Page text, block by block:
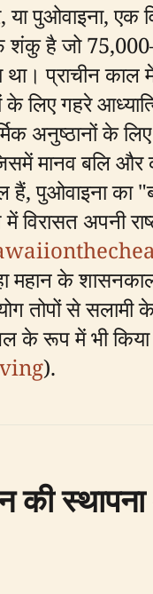
पुओवाइना, एक
शंकु है जो
प्राचीन काल
के लिए गहरे
अनुष्ठानों के
मानव बलि और
हैं, पुओवाइना का
विरासत अपनी
महान के
तोपों से सलामी
के रूप में भी किया
).
की